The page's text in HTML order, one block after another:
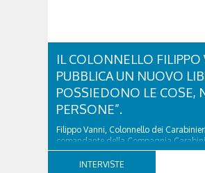
IL COLONNELLO FILIPPO
PUBBLICA UN NUOVO
POSSIEDONO LE COSE,
PERSONE”.
Filippo Vanni, Colonnello dei Carabinieri,
comandante della Compagnia
d’Ampezzo sino al 2010, esperto di
nazionale ed europea, è l’ideatore del
INTERVISTE